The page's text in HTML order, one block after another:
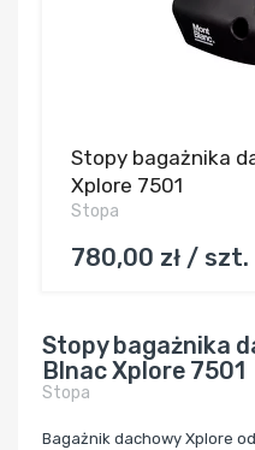
Stopy bagażnika
Xplore 7501
Stopa
780,00 zł / szt.
Stopy bagażnika
Blnac Xplore 7501
Stopa
Bagażnik dachowy Xplore